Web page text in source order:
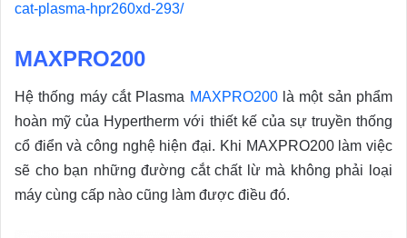
cat-plasma-hpr260xd-293/
MAXPRO200
Hệ thống máy cắt Plasma MAXPRO200là một sản phẩm
hoàn mỹ của Hypertherm với thiết kế của sự truyền thống
cổ điển và công nghệ hiện đại. Khi MAXPRO200 làm việc
sẽ cho bạn những đường cắt chất lừ mà không phải loại
máy cùng cấp nào cũng làm được điều đó.